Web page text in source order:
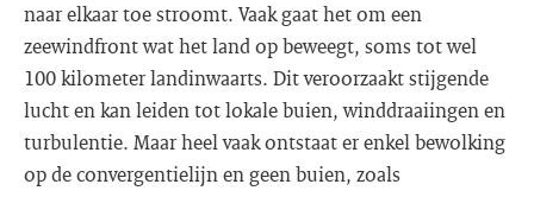
naar elkaar toe stroomt. Vaak gaat het om een
zeewindfront wat het land op beweegt, soms tot wel
100 kilometer landinwaarts. Dit veroorzaakt stijgende
lucht en kan leiden tot lokale buien, winddraaiingen en
turbulentie. Maar heel vaak ontstaat er enkel bewolking
op de convergentielijn en geen buien, zoals